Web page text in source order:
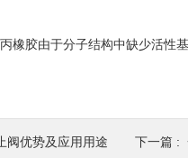
胶由于分子结构中缺少活性基
阀优势及应用用途 下一篇 :